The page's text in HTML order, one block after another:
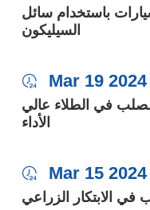
باستخدام سائل
السيليكون
 Mar 19 2024
في الطلاء عالي
الأداء
 Mar 15 2024
الابتكار الزراعي